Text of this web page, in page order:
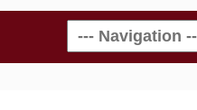
Navigation